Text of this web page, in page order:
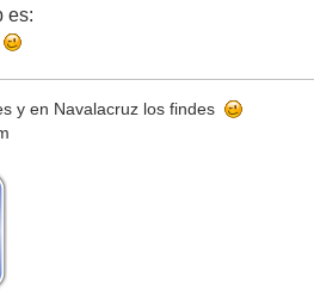
es:
y en Navalacruz los findes